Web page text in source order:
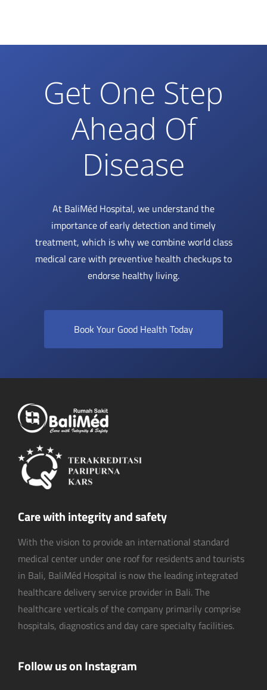
Get One Step
Ahead Of
Disease
At BaliMéd Hospital, we understand the
importance of early detection and timely
treatment, which is why we combine world class
medical care with preventive health checkups to
endorse healthy living.
Book Your Good Health Today
Care with integrity and safety
With the vision to provide an international standard
medical center under one roof for residents and tourists
in Bali, BaliMéd Hospital is now the leading integrated
healthcare delivery service provider in Bali. The
healthcare verticals of the company primarily comprise
hospitals, diagnostics and day care specialty facilities.
Follow us on Instagram